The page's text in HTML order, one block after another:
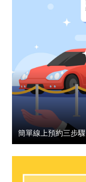
簡單線上預約三步驟